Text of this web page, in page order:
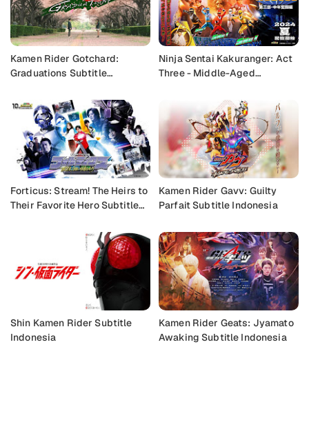
Kamen Rider Gotchard:
Graduations Subtitle
Ninja Sentai Kakuranger: Act
Three - Middle-Aged
Forticus: Stream! The Heirs to
Their Favorite Hero Subtitle
Kamen Rider Gavv: Guilty
Parfait Subtitle Indonesia
Shin Kamen Rider Subtitle
Indonesia
Kamen Rider Geats: Jyamato
Awaking Subtitle Indonesia